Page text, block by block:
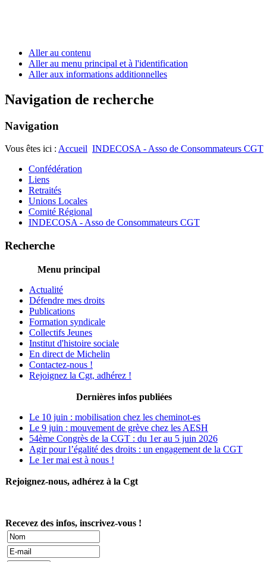
Aller au contenu
Aller au menu principal et à l'identification
Aller aux informations additionnelles
Navigation de recherche
Navigation
Vous êtes ici : Accueil INDECOSA - Asso de Consommateurs CGT
Confédération
Liens
Retraités
Unions Locales
Comité Régional
INDECOSA - Asso de Consommateurs CGT
Recherche
Menu principal
Actualité
Défendre mes droits
Publications
Formation syndicale
Collectifs Jeunes
Institut d'histoire sociale
En direct de Michelin
Contactez-nous !
Rejoignez la Cgt, adhérez !
Dernières infos publiées
Le 10 juin : mobilisation chez les cheminot-es
Le 9 juin : mouvement de grève chez les AESH
54ème Congrès de la CGT : du 1er au 5 juin 2026
Agir pour l’égalité des droits : un engagement de la CGT
Le 1er mai est à nous !
Rejoignez-nous, adhérez à la Cgt
Recevez des infos, inscrivez-vous !